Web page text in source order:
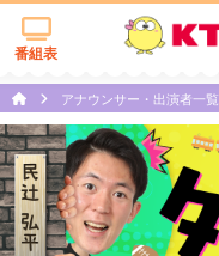
番組表
アナウンサー・出演者一覧